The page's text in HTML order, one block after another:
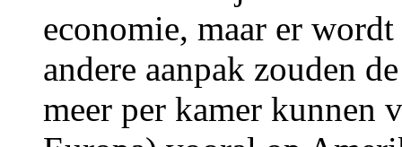
economie, maar er
andere aanpak zouden
meer per kamer kunnen